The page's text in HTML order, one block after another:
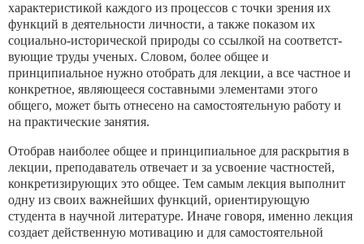
характеристикой каждого из процессов с точки зрения их
функций в деятельности личности, а также показом их
социально-исторической природы со ссылкой на соответст­
вующие труды ученых. Словом, более общее и
принципиальное нужно отобрать для лекции, а все частное и
конкретное, являю­щееся составными элементами этого
общего, может быть отнесе­но на самостоятельную работу и
на практические занятия.
Отобрав наиболее общее и принципиальное для раскрытия в
лекции, преподаватель отвечает и за усвоение частностей,
кон­кретизирующих это общее. Тем самым лекция выполнит
одну из своих важнейших функций, ориентирующую
студента в на­учной литературе. Иначе говоря, именно лекция
создает дейст­венную мотивацию и для самостоятельной